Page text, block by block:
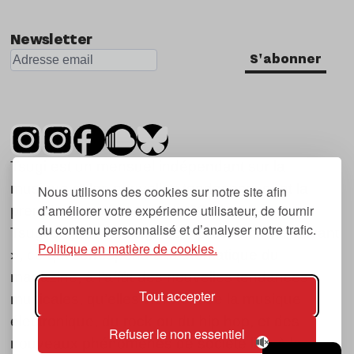
Nous utilisons des cookies sur notre site afin
d’améliorer votre expérience utilisateur, de fournir
du contenu personnalisé et d’analyser notre trafic.
Politique en matière de cookies.
Tout accepter
Refuser le non essentiel
Indie
Newsletter
S'abonner
Tsugi est un mensuel indépendant sur la
musique et les nouvelles tendances, dont la
première parution date de 2007.
Tsugi en japonais signifie « prochain », « suivant
», ce qui correspond à la thématique du
magazine, à l’affût des nouvelles tendances
musicales, qu’elles viennent de la musique
électronique, du rock ou du hip hop, et des
nouveaux phénomènes de société liés à la